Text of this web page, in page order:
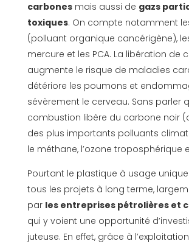
carbonesmais aussi de gazs
toxiques. On compte notamment
(polluant organique cancérigène),
mercure et les PCA. La libération de
augmente le risque de maladies
détériore les poumons et
sévèrement le cerveau. Sans parler
combustion libère du carbone noir
des plus importants polluants
le méthane, l’ozone troposphérique
Pourtant le plastique à usage
tous les projets à long terme,
par les entreprises pétrolières et
qui y voient une opportunité
juteuse. En effet, grâce à